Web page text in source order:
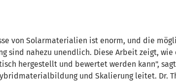
von Solarmaterialien ist enorm, und die
sind nahezu unendlich. Diese Arbeit zeigt,
hergestellt und bewertet werden kann", sagt
und Skalierung leitet. Dr.